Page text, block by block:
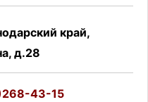
край,
д.28
43-15